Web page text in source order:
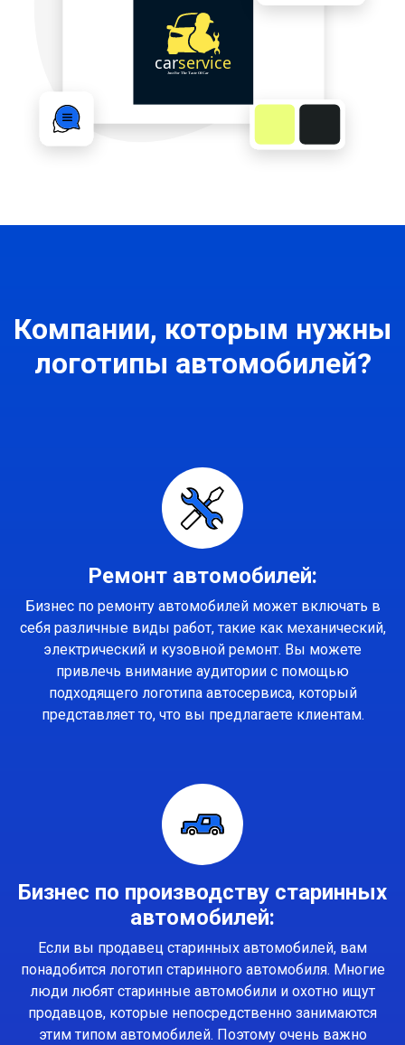
Компании, которым нужны
логотипы автомобилей?
Ремонт автомобилей:
Бизнес по ремонту автомобилей может включать в
себя различные виды работ, такие как механический,
электрический и кузовной ремонт. Вы можете
привлечь внимание аудитории с помощью
подходящего логотипа автосервиса, который
представляет то, что вы предлагаете клиентам.
Бизнес по производству старинных
автомобилей:
Если вы продавец старинных автомобилей, вам
понадобится логотип старинного автомобиля. Многие
люди любят старинные автомобили и охотно ищут
продавцов, которые непосредственно занимаются
этим типом автомобилей. Поэтому очень важно